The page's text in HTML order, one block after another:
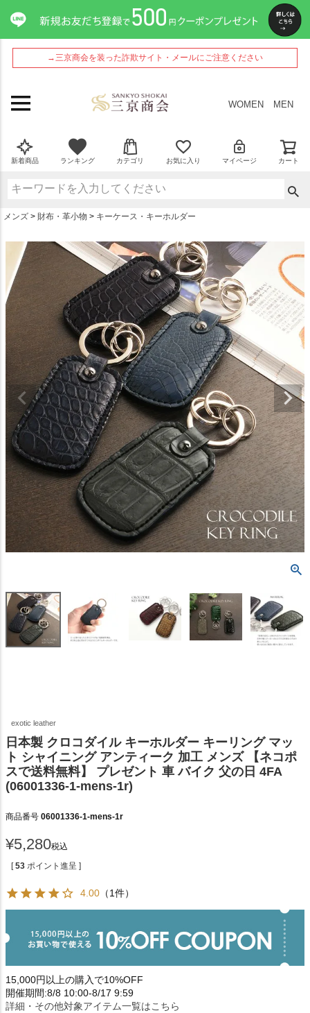
→三京商会を装った詐欺サイト・メールにご注意ください
WOMEN MEN
新着商品 ランキング カテゴリ お気に入り マイページ カート
メンズ 財布・革小物 キーケース・キーホルダー
exotic leather
日本製 クロコダイル キーホルダー キーリング マッ
ト シャイニング アンティーク 加工 メンズ 【ネコポ
スで送料無料】 プレゼント 車 バイク 父の日 4FA
(06001336-1-mens-1r)
商品番号 06001336-1-mens-1r
¥5,280税込
[ 53 ポイント進呈 ]
4.00 （1件）
15,000円以上の購入で10%OFF
開催期間:8/8 10:00-8/17 9:59
詳細・その他対象アイテム一覧はこちら
ペー
ジト
ップ
へ